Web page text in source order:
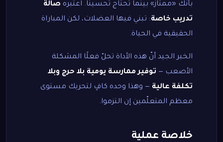
بأنك «ممتاز» بينما تحتاج تحسينًا. اعتبره صالة
تدريب خاصة: تبني فيها العضلات، لكن المباراة
الحقيقية في الحياة.
الخبر الجيد أنّ هذه الأداة تحلّ فعلًا المشكلة
الأصعب — توفير ممارسة يومية بلا حرج وبلا
تكلفة عالية — وهذا وحده كافٍ لتحريك مستوى
معظم المتعلّمين إن التزموا.
خلاصة عملية